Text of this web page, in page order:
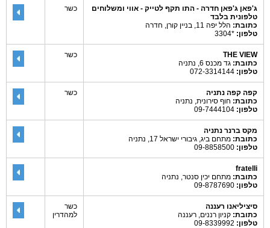
ג'פאן ג'פאן חדרה - התו תקף לטייק - אווי ומשלוחים
טלפונית בלבד
כתובת: הלל יפה 11, בניין קורן, חדרה
טלפון: *3304
כשר
THE VIEW
כתובת: גד מכנס 6, נתניה
טלפון:
כשר
קפה קפה נתניה
כתובת: חוף סירונית, נתניה
טלפון:
כשר
מקס ברנר נתניה
כתובת: מתחם ביג, גיבורי ישראל 17, נתניה
טלפון:
fratelli
כתובת: מתחם יכין סנטר, נתניה
טלפון:
סיציליאנו רעננה
כתובת: קניון רננים, רעננה
טלפון:
כשר
למהדרין